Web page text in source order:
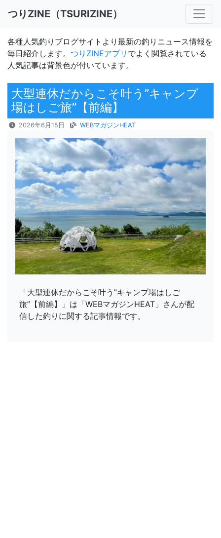
つりZINE（TSURIZINE）
各種人気釣りブログサイトより最新の釣りニュース情報を
毎日紹介します。 つりZINEアプリ でよく閲覧されている
人気記事は背景色が付いています。
大型連休だからこそ叶う”キャンプ
場はしご旅”【前編】
2026年6月15日 WEBマガジンHEAT
「大型連休だからこそ叶う”キャンプ場はしご
旅”【前編】」は「WEBマガジンHEAT」さんが配
信した釣りに関する記事情報です。